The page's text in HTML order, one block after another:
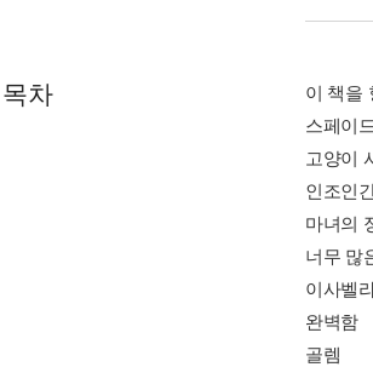
목차
이 책을
스페이
고양이
인조인
마녀의
너무 많
이사벨
완벽함
골렘